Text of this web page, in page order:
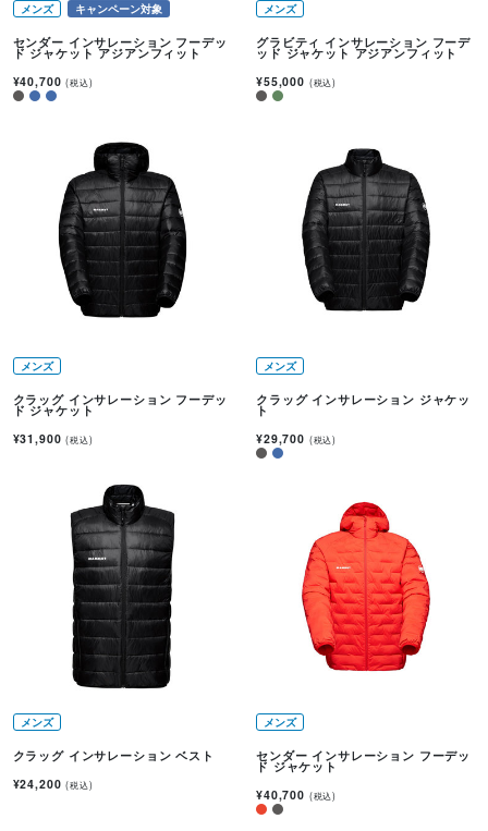
メンズ キャンペーン対象
センダー インサレーション フーデッ
ド ジャケット アジアンフィット
¥40,700(税込)
メンズ
グラビティ インサレーション フーデ
ッド ジャケット アジアンフィット
¥55,000 (税込)
メンズ
クラッグ インサレーション フーデッ
ド ジャケット
¥31,900(税込)
メンズ
クラッグ インサレーション ジャケッ
ト
¥29,700 (税込)
メンズ
クラッグ インサレーション ベスト
¥24,200(税込)
メンズ
センダー インサレーション フーデッ
ド ジャケット
¥40,700 (税込)